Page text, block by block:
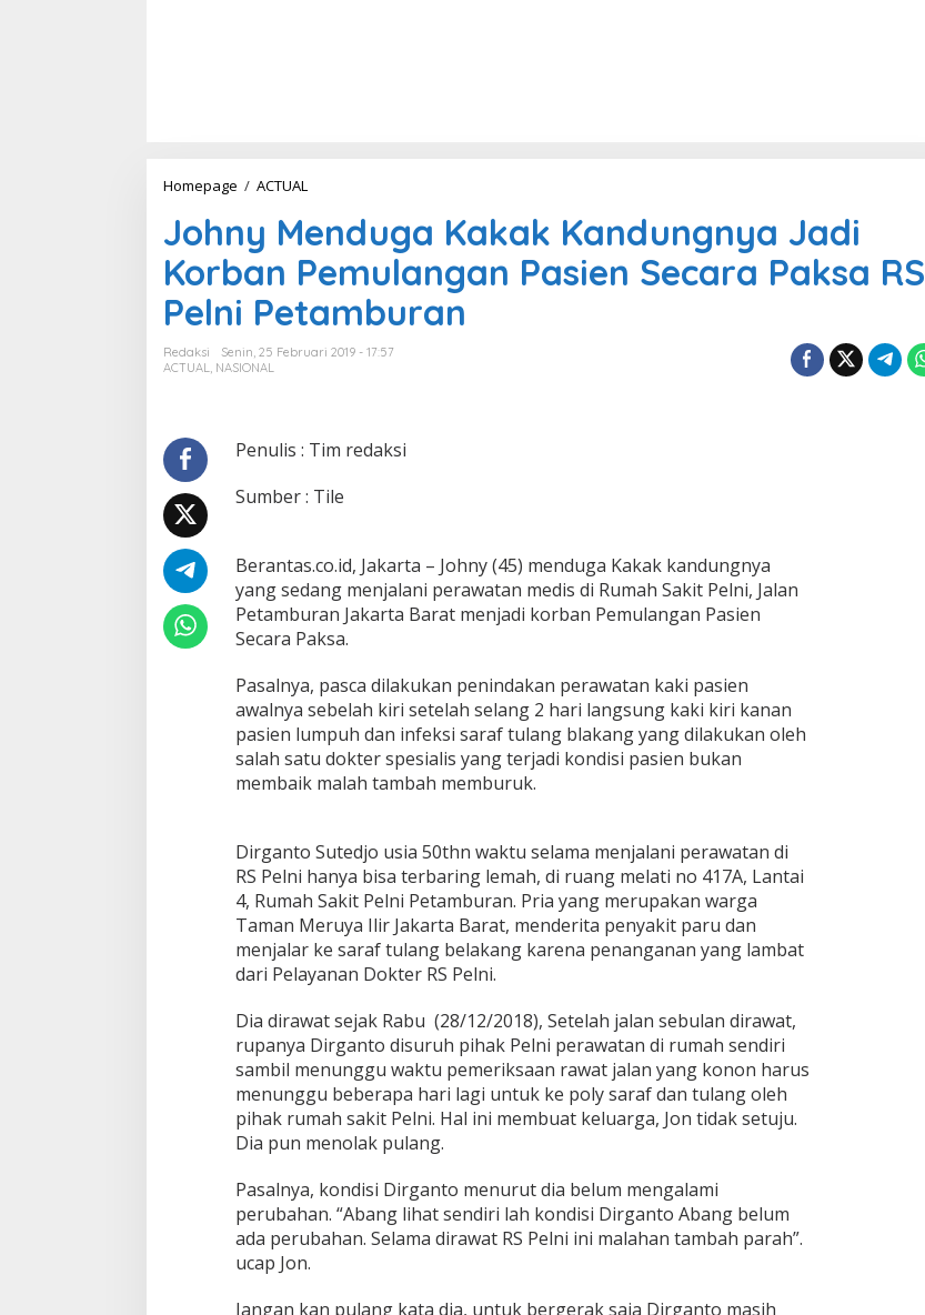
Homepage / ACTUAL
h
n
y
M
e
n
d
a
a
n
d
n
g
y
a
a
d
i
r
b
a
n
P
e
u
a
n
g
n
P
a
i
e
n
S
e
a
Johny Menduga Kakak Kandungnya Jadi
Korban Pemulangan Pasien Secara Paksa RS
Pelni Petamburan
Redaksi
Senin, 25 Februari 2019 - 17:57
ACTUAL, NASIONAL
Penulis : Tim redaksi
Sumber : Tile
Berantas.co.id, Jakarta – Johny (45) menduga Kakak kandungnya
yang sedang menjalani perawatan medis di Rumah Sakit Pelni, Jalan
Petamburan Jakarta Barat menjadi korban Pemulangan Pasien
Secara Paksa.
Pasalnya, pasca dilakukan penindakan perawatan kaki pasien
awalnya sebelah kiri setelah selang 2 hari langsung kaki kiri kanan
pasien lumpuh dan infeksi saraf tulang blakang yang dilakukan oleh
salah satu dokter spesialis yang terjadi kondisi pasien bukan
membaik malah tambah memburuk.
Dirganto Sutedjo usia 50thn waktu selama menjalani perawatan di
RS Pelni hanya bisa terbaring lemah, di ruang melati no 417A, Lantai
4, Rumah Sakit Pelni Petamburan. Pria yang merupakan warga
Taman Meruya Ilir Jakarta Barat, menderita penyakit paru dan
menjalar ke saraf tulang belakang karena penanganan yang lambat
dari Pelayanan Dokter RS Pelni.
Dia dirawat sejak Rabu (28/12/2018), Setelah jalan sebulan dirawat,
rupanya Dirganto disuruh pihak Pelni perawatan di rumah sendiri
sambil menunggu waktu pemeriksaan rawat jalan yang konon harus
menunggu beberapa hari lagi untuk ke poly saraf dan tulang oleh
pihak rumah sakit Pelni. Hal ini membuat keluarga, Jon tidak setuju.
Dia pun menolak pulang.
Pasalnya, kondisi Dirganto menurut dia belum mengalami
perubahan. “Abang lihat sendiri lah kondisi Dirganto Abang belum
ada perubahan. Selama dirawat RS Pelni ini malahan tambah parah”.
ucap Jon.
Jangan kan pulang kata dia, untuk bergerak saja Dirganto masih